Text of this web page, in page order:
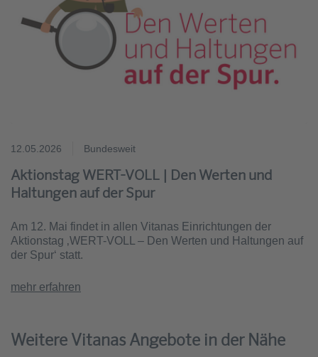
12.05.2026 Bundesweit
Aktionstag WERT-VOLL | Den Werten und
Haltungen auf der Spur
Am 12. Mai findet in allen Vitanas Einrichtungen der
Aktionstag ‚WERT-VOLL – Den Werten und Haltungen auf
der Spur‘ statt.
mehr erfahren
Weitere Vitanas Angebote in der Nähe